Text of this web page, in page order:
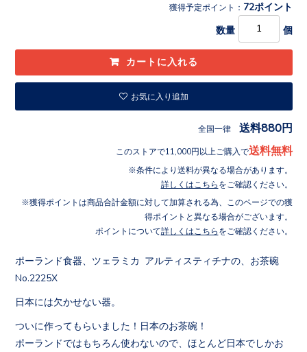
獲得予定ポイント： 72ポイント
数量 個
お気に入り追加
全国一律 送料880円
このストアで11,000円以上ご購入で送料無料
条件により送料が異なる場合があります。
詳しくはこちら をご確認ください。
獲得ポイントは商品合計金額に対して加算される為、このページでの獲
得ポイントと異なる場合がございます。
ポイントについて詳しくはこちら をご確認ください。
ポーランド食器、ツェラミカ アルティスティチナの、お茶碗
No.2225X
日本には欠かせない器。
ついに作ってもらいました！日本のお茶碗！
ポーランドではもちろん使わないので、ほとんど日本でしかお